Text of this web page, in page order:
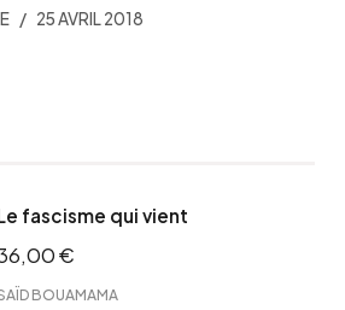
25 AVRIL 2018
fascisme qui vient
€
BOUAMAMA